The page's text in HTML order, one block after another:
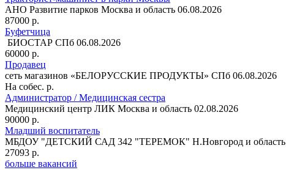
АНО Развитие парков Москва и область 06.08.2026
87000 р.
Буфетчица
БИОСТАР СПб 06.08.2026
60000 р.
Продавец
сеть магазинов «БЕЛОРУССКИЕ ПРОДУКТЫ» СПб 06.08.2026
На собес. р.
Администратор / Медицинская сестра
Медицинский центр ЛИК Москва и область 02.08.2026
90000 р.
Младший воспитатель
МБДОУ "ДЕТСКИЙ САД 342 "ТЕРЕМОК" Н.Новгород и область
27093 р.
больше вакансий